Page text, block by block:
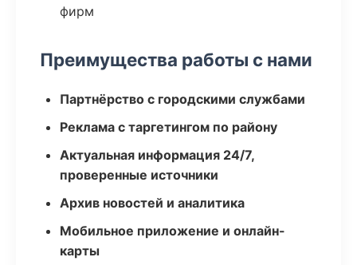
фирм
Преимущества работы с нами
Партнёрство с городскими службами
Реклама с таргетингом по району
Актуальная информация 24/7,
проверенные источники
Архив новостей и аналитика
Мобильное приложение и онлайн-
карты